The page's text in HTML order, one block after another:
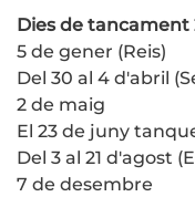
Dies de tancament
5 de gener (Reis)
Del 30 al 4 d'abril
2 de maig
El 23 de juny
Del 3 al 21 d'agost
7 de desembre